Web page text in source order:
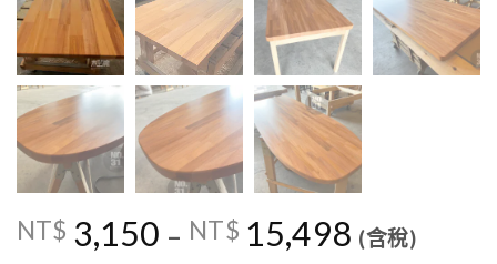
NT$ 3,150 – NT$ 15,498 (含稅)